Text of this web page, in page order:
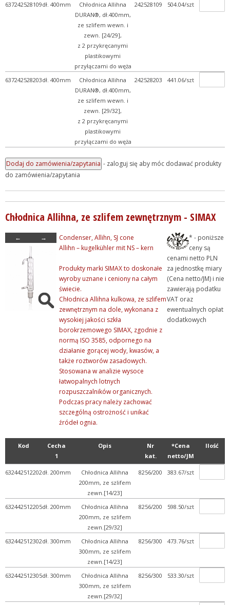
637242528109dł. 400mm
Chłodnica Allihna
DURAN®, dł.400mm,
ze szlifem wewn. i
zewn. [24/29],
z 2 przykręcanymi
plastikowymi
przyłączami do węża
242528109 504.04/szt
637242528203dł. 400mm
Chłodnica Allihna
DURAN®, dł.400mm,
ze szlifem wewn. i
zewn. [29/32],
z 2 przykręcanymi
plastikowymi
przyłączami do węża
242528203 441.06/szt
- zaloguj się aby móc dodawać produkty
do zamówienia/zapytania
Chłodnica Allihna, ze szlifem zewnętrznym - SIMAX
← →
Condenser, Allihn, SJ cone
Allihn – kugelkühler mit NS – kern
Produkty marki SIMAX to doskonałe
wyroby uznane i ceniony na całym
świecie.
Chłodnica Allihna kulkowa, ze szlifem
zewnętrznym na dole, wykonana z
wysokiej jakości szkła
borokrzemowego SIMAX, zgodnie z
normą ISO 3585, odpornego na
działanie gorącej wody, kwasów, a
także roztworów zasadowych.
Stosowana w analizie wysoce
łatwopalnych lotnych
rozpuszczalników organicznych.
Podczas pracy należy zachować
szczególną ostrożność i unikać
źródeł ognia.
* - poniższe
ceny są
cenami netto PLN
za jednostkę miary
(Cena netto/JM) i nie
zawierają podatku
VAT oraz
ewentualnych opłat
dodatkowych
Kod
Cecha
1
Opis
Nr
kat.
*Cena
netto/JM
Ilość
632442512202dł. 200mm
Chłodnica Allihna
200mm, ze szlifem
zewn.[14/23]
8256/200 383.67/szt
632442512205dł. 200mm
Chłodnica Allihna
200mm, ze szlifem
zewn.[29/32]
8256/200 598.50/szt
632442512302dł. 300mm
Chłodnica Allihna
300mm, ze szlifem
zewn.[14/23]
8256/300 473.76/szt
632442512305dł. 300mm
Chłodnica Allihna
300mm, ze szlifem
zewn.[29/32]
8256/300 533.30/szt